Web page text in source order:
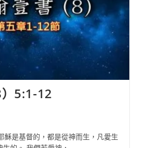
5:1-12
穌是基督的，都是從神而生，凡愛生